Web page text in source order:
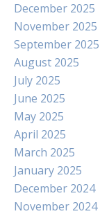
December 2025
November 2025
September 2025
August 2025
July 2025
June 2025
May 2025
April 2025
March 2025
January 2025
December 2024
November 2024